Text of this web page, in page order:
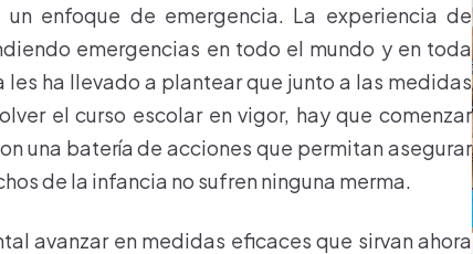
un enfoque de emergencia. La experiencia de
emergencias en todo el mundo y en toda
les ha llevado a plantear que junto a las medidas
el curso escolar en vigor, hay que comenzar
una batería de acciones que permitan asegurar
de la infancia no sufren ninguna merma.
avanzar en medidas eficaces que sirvan ahora